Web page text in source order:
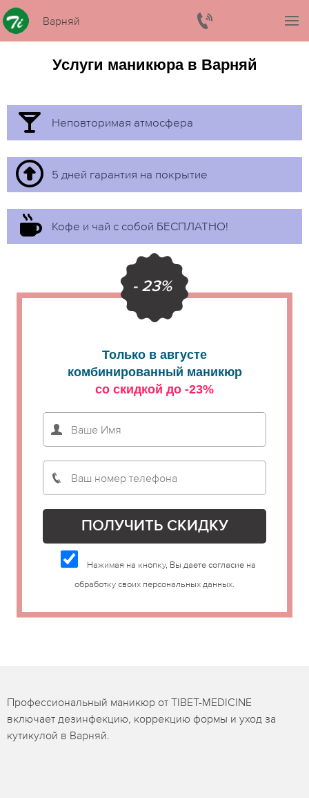
Варняй
Услуги маникюра в Варняй
Неповторимая атмосфера
5 дней гарантия на покрытие
Кофе и чай с собой БЕСПЛАТНО!
- 23%
Только в августе
комбинированный маникюр
со скидкой до -23%
Нажимая на кнопку, Вы даете согласие на
обработку своих персональных данных.
Профессиональный маникюр от TIBET-MEDICINE
включает дезинфекцию, коррекцию формы и уход за
кутикулой в Варняй.